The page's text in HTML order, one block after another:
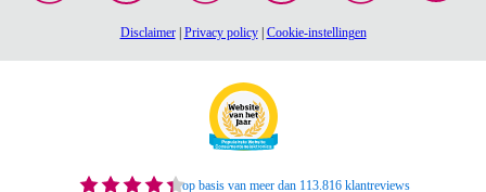
Disclaimer| Privacy policy| Cookie-instellingen
op basis van meer dan 113.816 klantreviews